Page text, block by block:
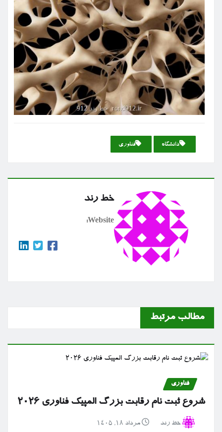
دانشگاه فناوری
خط رند
Website:
مطالب مرتبط
فناوری
شروع ثبت نام رقابت بزرگ المپیک فناوری ۲۰۲۶
خط رند مرداد ۱۸, ۱۴۰۵